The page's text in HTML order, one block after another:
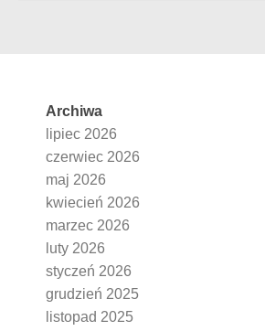
Archiwa
lipiec 2026
czerwiec 2026
maj 2026
kwiecień 2026
marzec 2026
luty 2026
styczeń 2026
grudzień 2025
listopad 2025